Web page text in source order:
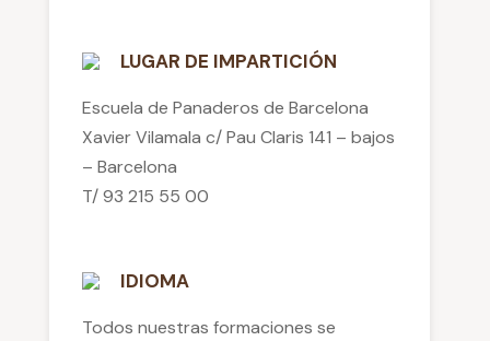
LUGAR DE IMPARTICIÓN
Escuela de Panaderos de Barcelona
Xavier Vilamala c/ Pau Claris 141 – bajos
– Barcelona
T/ 93 215 55 00
IDIOMA
Todos nuestras formaciones se